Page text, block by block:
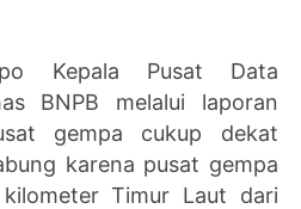
Kepala Pusat Data
BNPB melalui laporan
gempa cukup dekat
karena pusat gempa
Timur Laut dari